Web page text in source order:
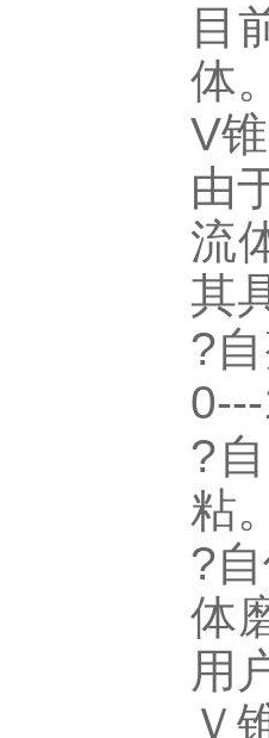
目
体
V
由
流
其
?
?
粘
?
体
用
Ｖ